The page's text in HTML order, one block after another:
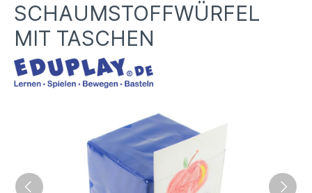
SCHAUMSTOFFWÜRFEL
MIT TASCHEN